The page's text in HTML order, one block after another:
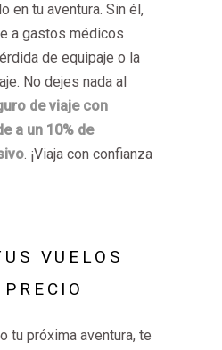
en tu aventura. Sin él,
a gastos médicos
de equipaje o la
No dejes nada al
de viaje con
a un 10% de
. ¡Viaja con confianza
VUELOS
tu próxima aventura, te